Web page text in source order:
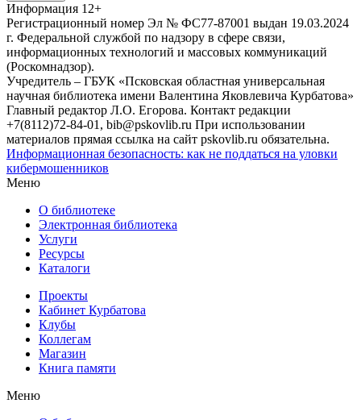
Информация 12+
Регистрационный номер Эл № ФС77-87001 выдан 19.03.2024
г. Федеральной службой по надзору в сфере связи,
информационных технологий и массовых коммуникаций
(Роскомнадзор).
Учредитель – ГБУК «Псковская областная универсальная
научная библиотека имени Валентина Яковлевича Курбатова»
Главный редактор Л.О. Егорова. Контакт редакции
+7(8112)72-84-01, bib@pskovlib.ru При использовании
материалов прямая ссылка на сайт pskovlib.ru обязательна.
Информационная безопасность: как не поддаться на уловки
кибермошенников
Меню
О библиотеке
Электронная библиотека
Услуги
Ресурсы
Каталоги
Проекты
Кабинет Курбатова
Клубы
Коллегам
Магазин
Книга памяти
Меню